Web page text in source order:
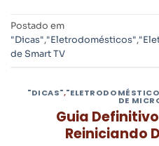
Postado em
"Dicas","Eletrodomésticos",
de Smart TV
"DICAS",
DE
Guia
Reiniciando